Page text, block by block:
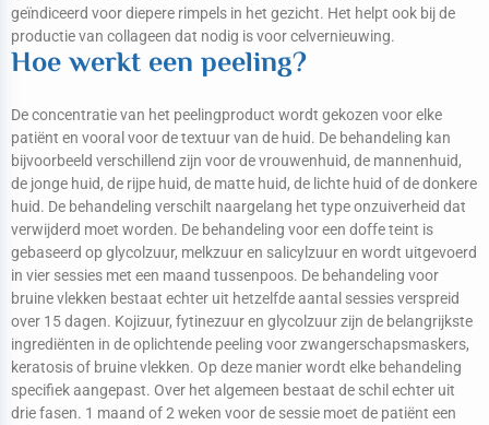
geïndiceerd voor diepere rimpels in het gezicht. Het helpt ook bij de
productie van collageen dat nodig is voor celvernieuwing.
Hoe werkt een peeling?
De concentratie van het peelingproduct wordt gekozen voor elke
patiënt en vooral voor de textuur van de huid. De behandeling kan
bijvoorbeeld verschillend zijn voor de vrouwenhuid, de mannenhuid,
de jonge huid, de rijpe huid, de matte huid, de lichte huid of de donkere
huid. De behandeling verschilt naargelang het type onzuiverheid dat
verwijderd moet worden. De behandeling voor een doffe teint is
gebaseerd op glycolzuur, melkzuur en salicylzuur en wordt uitgevoerd
in vier sessies met een maand tussenpoos. De behandeling voor
bruine vlekken bestaat echter uit hetzelfde aantal sessies verspreid
over 15 dagen. Kojizuur, fytinezuur en glycolzuur zijn de belangrijkste
ingrediënten in de oplichtende peeling voor zwangerschapsmaskers,
keratosis of bruine vlekken. Op deze manier wordt elke behandeling
specifiek aangepast. Over het algemeen bestaat de schil echter uit
drie fasen. 1 maand of 2 weken voor de sessie moet de patiënt een